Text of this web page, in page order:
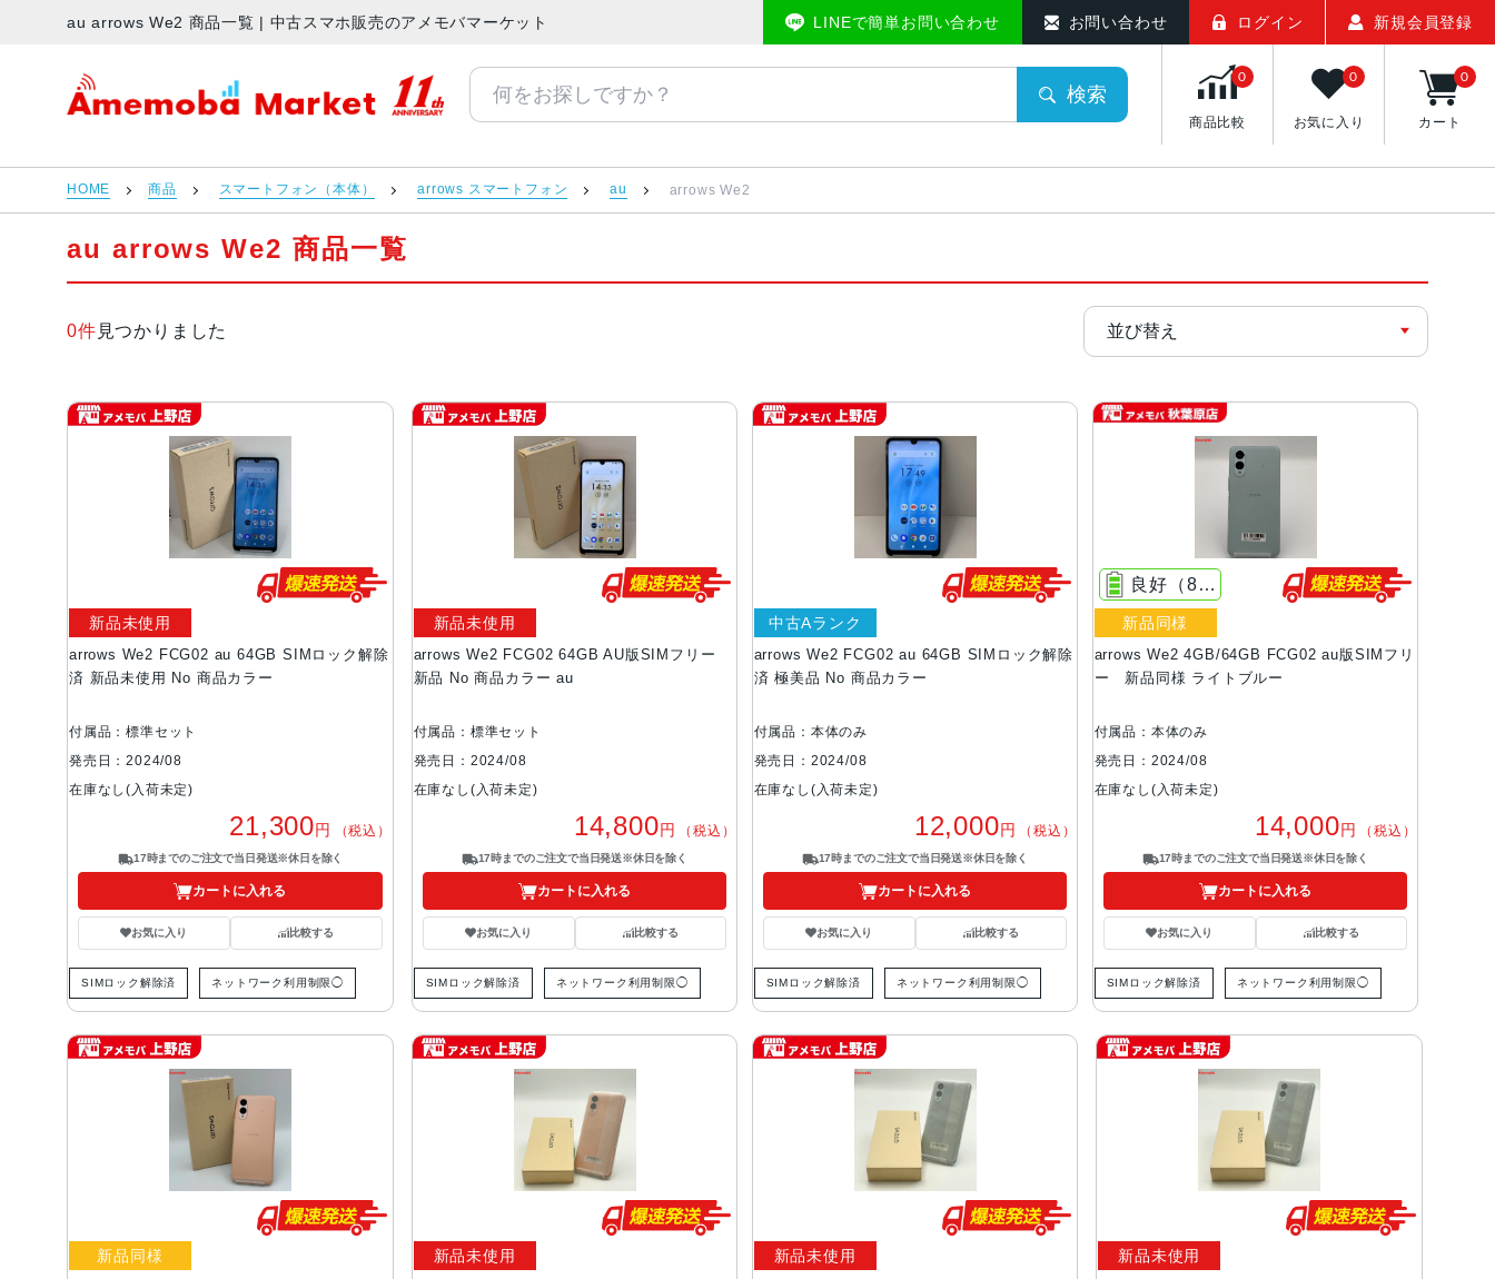
au arrows We2 商品一覧 | 中古スマホ販売のアメモバマーケット LINEで簡単お問い合わせ お問い合わせ ログイン 新規会員登録
アメモバマーケット
検索
商品比較
0
お気に入り
0
カート
0
HOME 商品 スマートフォン（本体） arrows スマートフォン au arrows We2
au arrows We2 商品一覧
0件 見つかりました
arrows We2 FCG02 au 64GB SIMロック解除
済 新品未使用 No 商品カラー
新品未使用
付属品：標準セット
発売日：2024/08
在庫なし(入荷未定)
21,300円 （税込）
17時までのご注文で当日発送※休日を除く
カートに入れる
お気に入り 比較する
SIMロック解除済 ネットワーク利用制限◯
arrows We2 FCG02 64GB AU版SIMフリー
新品 No 商品カラー au
新品未使用
付属品：標準セット
発売日：2024/08
在庫なし(入荷未定)
14,800円 （税込）
17時までのご注文で当日発送※休日を除く
カートに入れる
お気に入り 比較する
SIMロック解除済 ネットワーク利用制限◯
arrows We2 FCG02 au 64GB SIMロック解除
済 極美品 No 商品カラー
中古Aランク
付属品：本体のみ
発売日：2024/08
在庫なし(入荷未定)
12,000円 （税込）
17時までのご注文で当日発送※休日を除く
カートに入れる
お気に入り 比較する
SIMロック解除済 ネットワーク利用制限◯
arrows We2 4GB/64GB FCG02 au版SIMフリ
ー 新品同様 ライトブルー
良好（80%以上）
新品同様
付属品：本体のみ
発売日：2024/08
在庫なし(入荷未定)
14,000円 （税込）
17時までのご注文で当日発送※休日を除く
カートに入れる
お気に入り 比較する
SIMロック解除済 ネットワーク利用制限◯
新品同様 新品未使用 新品未使用 新品未使用